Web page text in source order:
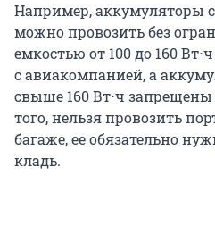
Например, аккумуляторы
можно провозить без
емкостью от 100 до 160 Вт⋅ч
с авиакомпанией, а
свыше 160 Вт⋅ч запрещены
того, нельзя провозить
багаже, ее обязательно
кладь.